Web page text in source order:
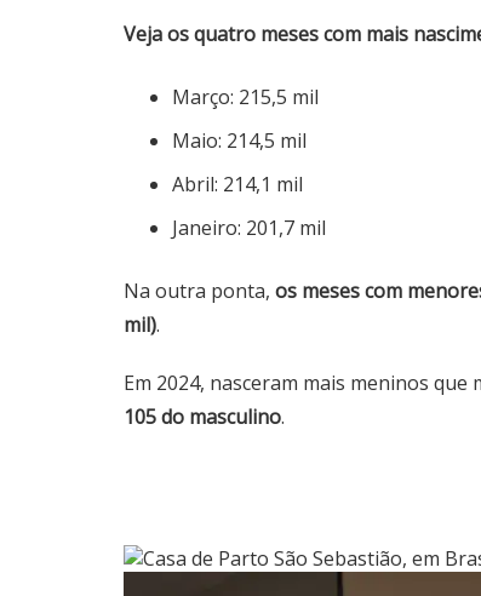
Veja os quatro meses com mais
Março: 215,5 mil
Maio: 214,5 mil
Abril: 214,1 mil
Janeiro: 201,7 mil
Na outra ponta, os meses com
mil).
Em 2024, nasceram mais meninos que
105 do masculino.